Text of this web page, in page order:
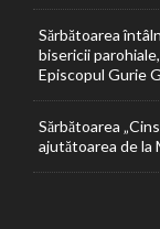
Sărbătoarea
bisericii
Episcopul Gurie
Sărbătoarea
ajutătoarea de la